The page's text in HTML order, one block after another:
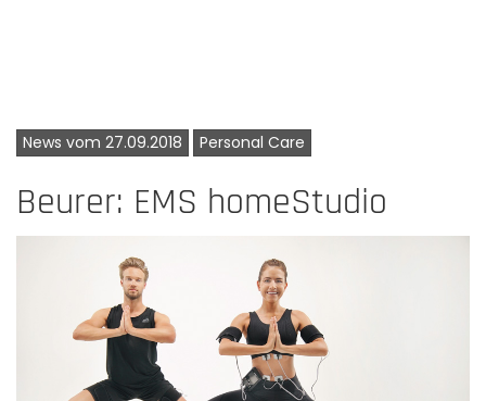
News vom 27.09.2018 Personal Care
Beurer: EMS homeStudio